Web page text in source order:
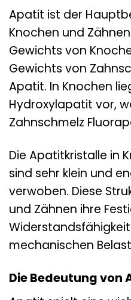
Apatit ist der
Knochen und
Gewichts von
Gewichts von
Apatit. In Knochen
Hydroxylapatit vor,
Zahnschmelz
Die Apatitkristalle in
sind sehr klein und
verwoben. Diese
und Zähnen ihre
mechanischen
Die Bedeutung von